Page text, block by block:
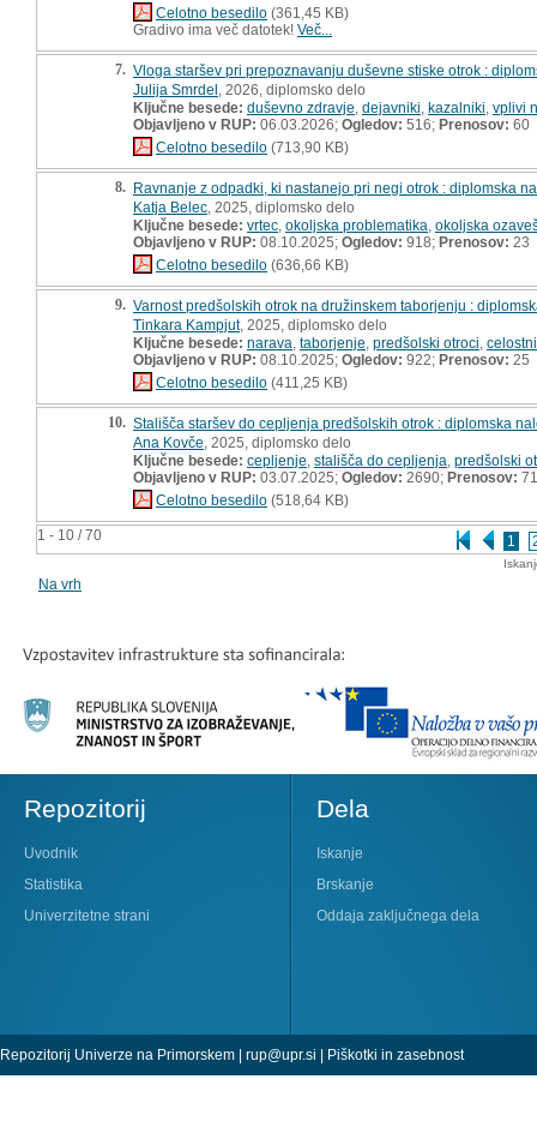
1 - 10 / 70 1
Celotno besedilo (361,45 KB)
Gradivo ima več datotek! Več...
7. Vloga staršev pri prepoznavanju duševne stiske otrok :
Julija Smrdel , 2026, diplomsko delo
Ključne besede: duševno zdravje dejavniki kazalniki vplivi
Objavljeno v RUP: 06.03.2026; Ogledov: 516; Prenosov: 60
Celotno besedilo (713,90 KB)
8. Ravnanje z odpadki, ki nastanejo pri negi otrok : diplomska
Katja Belec , 2025, diplomsko delo
Ključne besede: vrtec okoljska problematika okoljska
Objavljeno v RUP: 08.10.2025; Ogledov: 918; Prenosov: 23
Celotno besedilo (636,66 KB)
9. Varnost predšolskih otrok na družinskem taborjenju :
Tinkara Kampjut, 2025, diplomsko delo
Ključne besede: narava taborjenje predšolski otroci
Objavljeno v RUP: 08.10.2025; Ogledov: 922; Prenosov: 25
Celotno besedilo (411,25 KB)
10. Stališča staršev do cepljenja predšolskih otrok : diplomska
Ana Kovče , 2025, diplomsko delo
Ključne besede: cepljenje stališča do cepljenja predšolski
Objavljeno v RUP: 03.07.2025; Ogledov: 2690; Prenosov: 71
Celotno besedilo (518,64 KB)
Na vrh
Repozitorij
Uvodnik
Statistika
Univerzitetne strani
Dela
Iskanje
Brskanje
Oddaja zaključnega dela
Repozitorij Univerze na Primorskem | rup@upr.si | Piškotki in zasebnost